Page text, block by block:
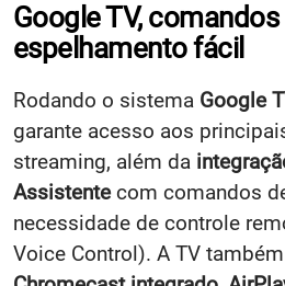
Google TV,
espelhamento fácil
Rodando o sistema Google
garante acesso aos
streaming, além da
Assistentecom comandos
necessidade de controle
Voice Control). A TV